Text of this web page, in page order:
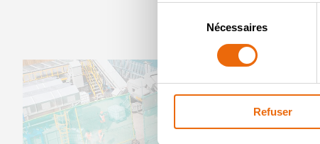
consentement
Nécessaires
Refuser